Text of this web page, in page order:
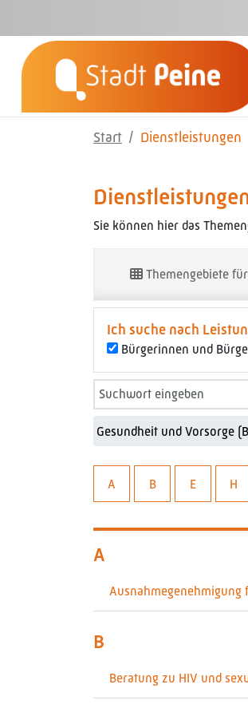
Start Dienstleistungen
Sie können hier das
Themengebiete
Ich suche nach
Bürgerinnen und
A B E H
A
Ausnahmegenehmigung
B
Beratung zu HIV und